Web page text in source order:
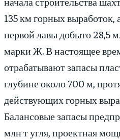
135 км горных выработок,
первой лавы добыто 28,5
марки Ж. В настоящее
отрабатывают запасы
глубине около 700 м,
действующих горных
Балансовые запасы
млн т угля, проектная